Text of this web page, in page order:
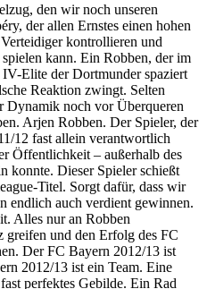
den wir noch unseren
der allen Ernstes einen hohen
kontrollieren und
kann. Ein Robben, der im
Elite der Dortmunder spaziert
Reaktion zwingt. Selten
noch vor Überqueren
Arjen Robben. Der Spieler, der
12 fast allein verantwortlich
Öffentlichkeit – außerhalb des
konnte. Dieser Spieler schießt
Titel. Sorgt dafür, dass wir
endlich auch verdient gewinnen.
Alles nur an Robben
greifen und den Erfolg des FC
Der FC Bayern 2012/13 ist
2012/13 ist ein Team. Eine
perfektes Gebilde. Ein Rad